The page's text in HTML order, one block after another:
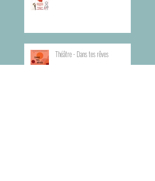
Théâtre - Dans tes rêves